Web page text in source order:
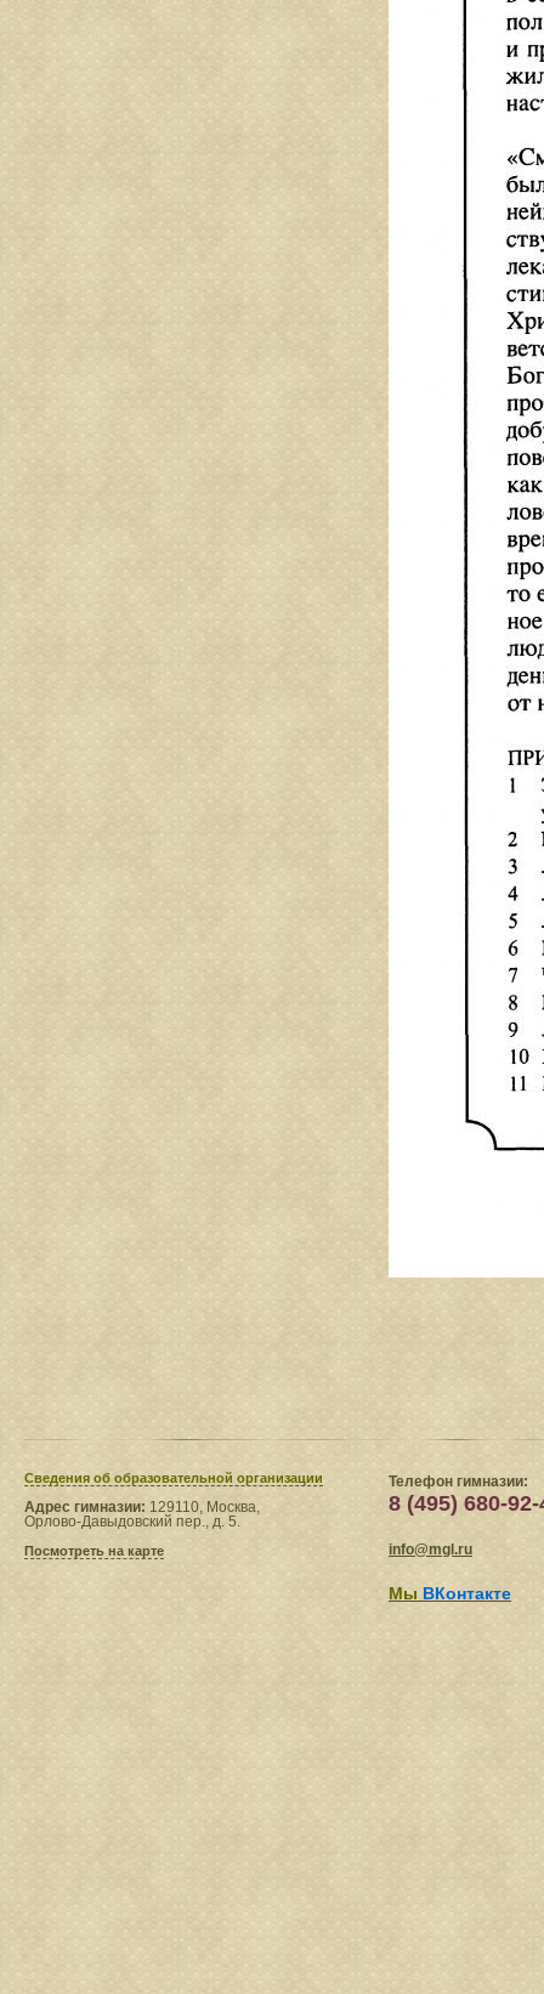
Сведения​ об образовательной организации
Адрес гимназии: 129110, Москва,
Орлово-Давыдовский пер., д. 5.
Посмотреть на карте
Телефон гимназии:
8 (495) 680-92-
info@mgl.ru
Мы ВКонтакте